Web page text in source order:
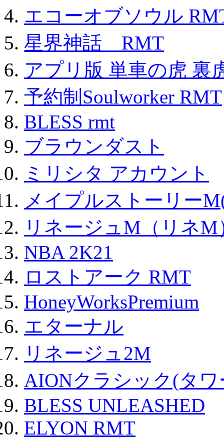
エコーオブソウル
星界神話 RMT
アプリ版 単車の虎 裏
予約制Soulworker RMT
BLESS rmt
ブラウンダスト
ミリシタ アカウント
メイプルストーリー
リネージュM（リネM
NBA 2K21
ロストアーク RMT
HoneyWorksPremium
エターナル
リネージュ2M
AIONクラシック(タ
BLESS UNLEASHED
ELYON RMT